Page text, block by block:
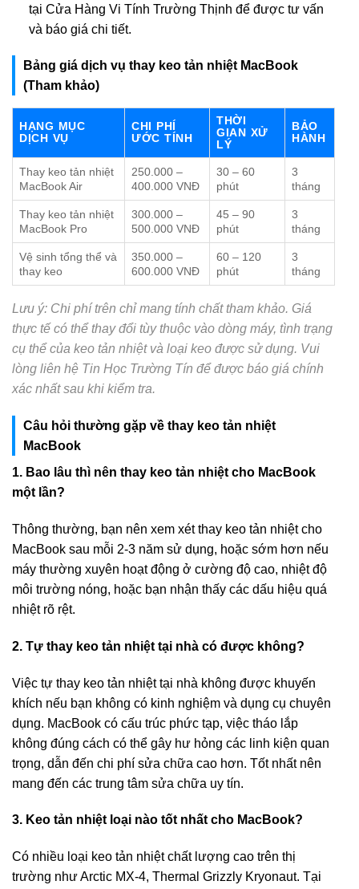
tại Cửa Hàng Vi Tính Trường Thịnh để được tư vấn
và báo giá chi tiết.
Bảng giá dịch vụ thay keo tản nhiệt MacBook
(Tham khảo)
HẠNG MỤC
DỊCH VỤ
CHI PHÍ
ƯỚC TÍNH
THỜI
GIAN XỬ
LÝ
BẢO
HÀNH
Thay keo tản nhiệt
MacBook Air
250.000 –
400.000 VNĐ
30 – 60
phút
3
tháng
Thay keo tản nhiệt
MacBook Pro
300.000 –
500.000 VNĐ
45 – 90
phút
3
tháng
Vệ sinh tổng thể và
thay keo
350.000 –
600.000 VNĐ
60 – 120
phút
3
tháng
Lưu ý: Chi phí trên chỉ mang tính chất tham khảo. Giá
thực tế có thể thay đổi tùy thuộc vào dòng máy, tình trạng
cụ thể của keo tản nhiệt và loại keo được sử dụng. Vui
lòng liên hệ Tin Học Trường Tín để được báo giá chính
xác nhất sau khi kiểm tra.
Câu hỏi thường gặp về thay keo tản nhiệt
MacBook
1. Bao lâu thì nên thay keo tản nhiệt cho MacBook
một lần?
Thông thường, bạn nên xem xét thay keo tản nhiệt cho
MacBook sau mỗi 2-3 năm sử dụng, hoặc sớm hơn nếu
máy thường xuyên hoạt động ở cường độ cao, nhiệt độ
môi trường nóng, hoặc bạn nhận thấy các dấu hiệu quá
nhiệt rõ rệt.
2. Tự thay keo tản nhiệt tại nhà có được không?
Việc tự thay keo tản nhiệt tại nhà không được khuyến
khích nếu bạn không có kinh nghiệm và dụng cụ chuyên
dụng. MacBook có cấu trúc phức tạp, việc tháo lắp
không đúng cách có thể gây hư hỏng các linh kiện quan
trọng, dẫn đến chi phí sửa chữa cao hơn. Tốt nhất nên
mang đến các trung tâm sửa chữa uy tín.
3. Keo tản nhiệt loại nào tốt nhất cho MacBook?
Có nhiều loại keo tản nhiệt chất lượng cao trên thị
trường như Arctic MX-4, Thermal Grizzly Kryonaut. Tại